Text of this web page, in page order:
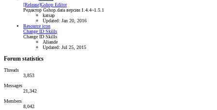
[Release]Gshop Editor
Редактор Gshop.data версии 1.4.4~1.5.1
katsap
Updated: Jan 20, 2016
Resource icon
Change ID Skills
Change ID Skills
Aliande
Updated: Jul 25, 2015
Forum statistics
Threads
3,853
Messages
21,342
Members
8,042